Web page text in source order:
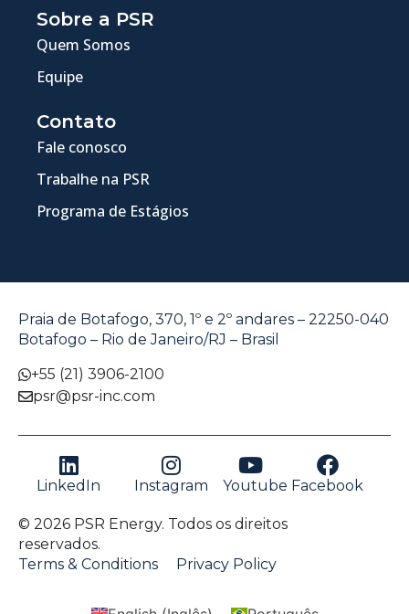
Sobre a PSR
Quem Somos
Equipe
Contato
Fale conosco
Trabalhe na PSR
Programa de Estágios
Praia de Botafogo, 370, 1º e 2º andares – 22250-040
Botafogo – Rio de Janeiro/RJ – Brasil
+55 (21) 3906-2100
psr@psr-inc.com
LinkedIn Instagram Youtube Facebook
© 2026 PSR Energy. Todos os direitos
reservados.
Terms & Conditions
Privacy Policy